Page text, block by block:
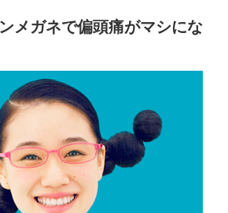
メガネで偏頭痛がマシにな